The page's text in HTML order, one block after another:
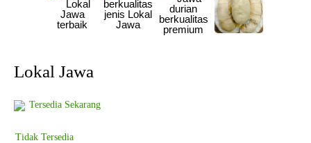
Lokal Jawa
Tersedia Sekarang
Tidak Tersedia